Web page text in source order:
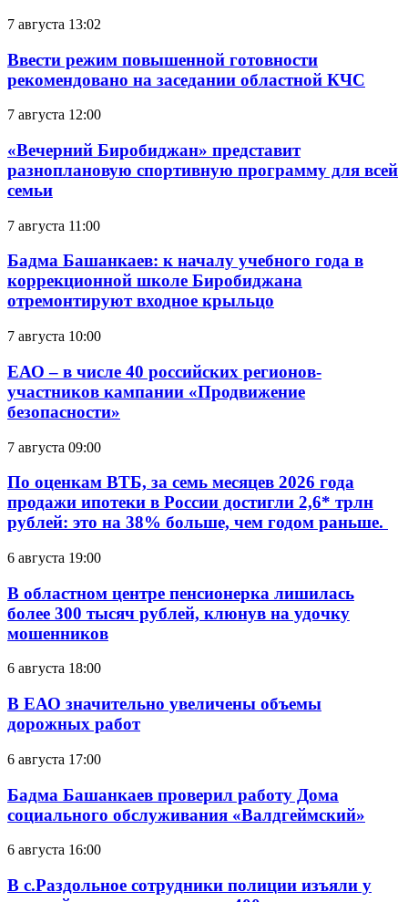
7 августа 13:02
Ввести режим повышенной готовности
рекомендовано на заседании областной КЧС
7 августа 12:00
«Вечерний Биробиджан» представит
разноплановую спортивную программу для всей
семьи
7 августа 11:00
Бадма Башанкаев: к началу учебного года в
коррекционной школе Биробиджана
отремонтируют входное крыльцо
7 августа 10:00
ЕАО – в числе 40 российских регионов-
участников кампании «Продвижение
безопасности»
7 августа 09:00
По оценкам ВТБ, за семь месяцев 2026 года
продажи ипотеки в России достигли 2,6* трлн
рублей: это на 38% больше, чем годом раньше.
6 августа 19:00
В областном центре пенсионерка лишилась
более 300 тысяч рублей, клюнув на удочку
мошенников
6 августа 18:00
В ЕАО значительно увеличены объемы
дорожных работ
6 августа 17:00
Бадма Башанкаев проверил работу Дома
социального обслуживания «Валдгеймский»
6 августа 16:00
В с.Раздольное сотрудники полиции изъяли у